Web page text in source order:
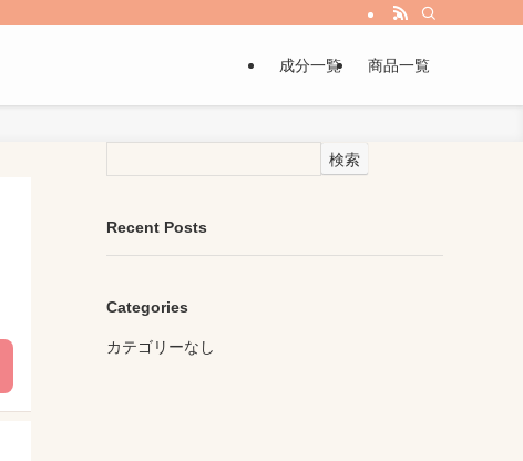
成分一覧 商品一覧
検索
Recent Posts
Categories
カテゴリーなし